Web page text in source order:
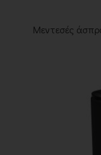
Μεντεσές